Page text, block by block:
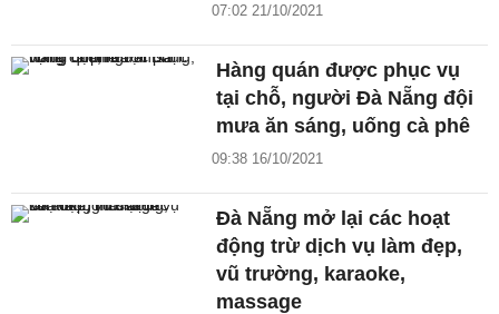
07:02 21/10/2021
Hàng quán được phục vụ
tại chỗ, người Đà Nẵng đội
mưa ăn sáng, uống cà phê
09:38 16/10/2021
Đà Nẵng mở lại các hoạt
động trừ dịch vụ làm đẹp,
vũ trường, karaoke,
massage